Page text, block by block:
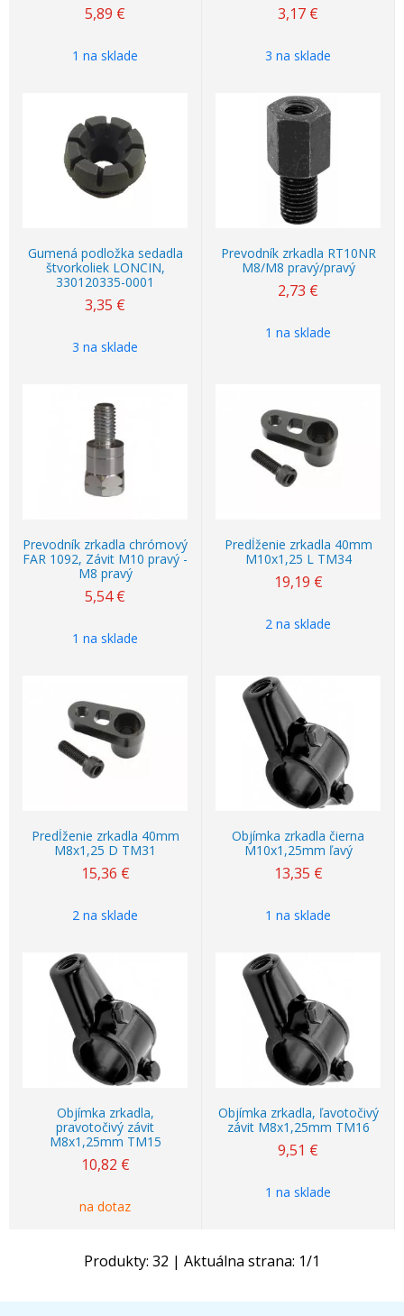
5,89 €
1 na sklade
3,17 €
3 na sklade
Gumená podložka sedadla
štvorkoliek LONCIN,
330120335-0001
3,35 €
3 na sklade
Prevodník zrkadla RT10NR
M8/M8 pravý/pravý
2,73 €
1 na sklade
Prevodník zrkadla chrómový
FAR 1092, Závit M10 pravý -
M8 pravý
5,54 €
1 na sklade
Predĺženie zrkadla 40mm
M10x1,25 L TM34
19,19 €
2 na sklade
Predĺženie zrkadla 40mm
M8x1,25 D TM31
15,36 €
2 na sklade
Objímka zrkadla čierna
M10x1,25mm ľavý
13,35 €
1 na sklade
Objímka zrkadla,
pravotočivý závit
M8x1,25mm TM15
10,82 €
na dotaz
Objímka zrkadla, ľavotočivý
závit M8x1,25mm TM16
9,51 €
1 na sklade
Produkty: 32 | Aktuálna strana: 1/1